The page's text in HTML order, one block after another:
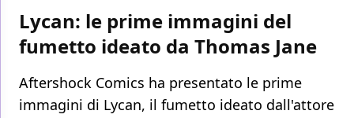
Lycan: le prime immagini del
fumetto ideato da Thomas Jane
Aftershock Comics ha presentato le prime
immagini di Lycan, il fumetto ideato dall'attore